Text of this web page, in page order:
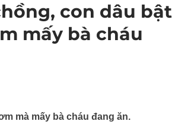
con dâu bật
mấy bà cháu
mà mấy bà cháu đang ăn.